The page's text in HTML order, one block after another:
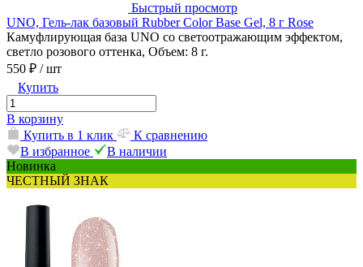
Быстрый просмотр
UNO, Гель-лак базовый Rubber Color Base Gel, 8 г Rose
Камуфлирующая база UNO со светоотражающим эффектом,
светло розового оттенка, Объем: 8 г.
550 ₽ / шт
Купить
В корзину
Купить в 1 клик
К сравнению
В избранное
В наличии
Новинка
ЧЕСТНЫЙ ЗНАК